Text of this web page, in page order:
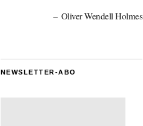
Oliver Wendell Holmes
NEWSLETTER-ABO